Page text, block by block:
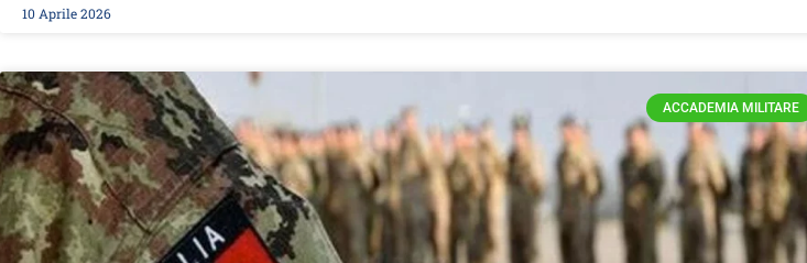
10 Aprile 2026
ACCADEMIA MILITARE